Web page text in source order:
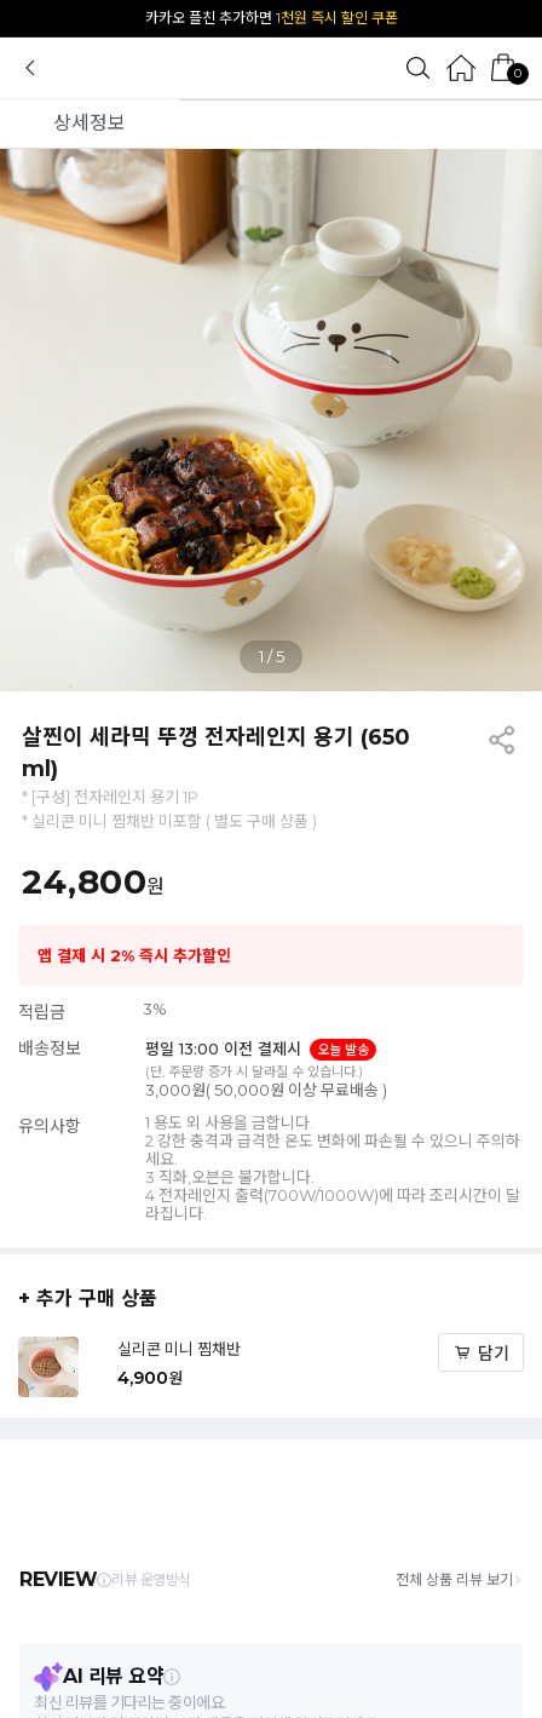
[공식몰 단독] 앱 다운받고2% 결제 할인 받기
0
상세정보
1 /5
살찐이 세라믹 뚜껑 전자레인지 용기 (650
ml)
* [구성] 전자레인지 용기 1P
* 실리콘 미니 찜채반 미포함 ( 별도 구매 상품 )
24,800원
앱 결제 시 2% 즉시 추가할인
적립금 3%
배송정보 평일 13:00 이전 결제시
오늘 발송
(단, 주문량 증가 시 달라질 수 있습니다.)
3,000원( 50,000원 이상 무료배송 )
유의사항
1 용도 외 사용을 금합니다.
2 강한 충격과 급격한 온도 변화에 파손될 수 있으니 주의하
세요.
3 직화,오븐은 불가합니다.
4 전자레인지 출력(700W/1000W)에 따라 조리시간이 달
라집니다.
+ 추가 구매 상품
실리콘 미니 찜채반
4,900원
담기